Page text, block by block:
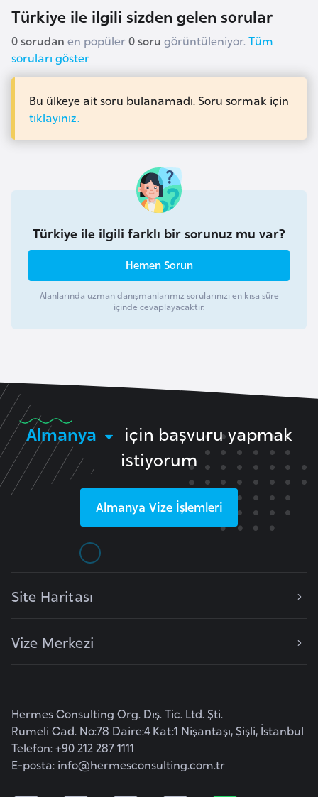
Türkiye ile ilgili sizden gelen sorular
0 sorudan en popüler0 soru görüntüleniyor. Tüm
soruları göster
Bu ülkeye ait soru bulanamadı. Soru sormak için
tıklayınız.
Türkiye ile ilgili farklı bir sorunuz mu var?
Hemen Sorun
Alanlarında uzman danışmanlarımız sorularınızı en kısa süre
içinde cevaplayacaktır.
Almanya
için başvuru yapmak
istiyorum
Almanya Vize İşlemleri
Site Haritası
Vize Merkezi
Hermes Consulting Org. Dış. Tic. Ltd. Şti.
Rumeli Cad. No:78 Daire:4 Kat:1 Nişantaşı, Şişli, İstanbul
Telefon: +90 212 287 1111
E-posta: info@hermesconsulting.com.tr
ç
k
a
B
n
n
k
B
u
t
n
r
k
i
n